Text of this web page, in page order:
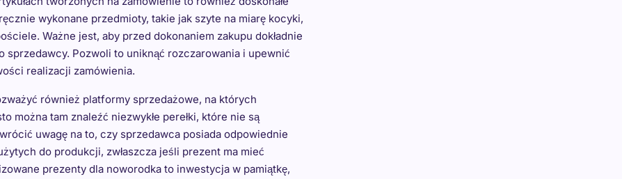
wykonane przedmioty, takie jak szyte na miarę kocyki,
Ważne jest, aby przed dokonaniem zakupu dokładnie
sprzedawcy. Pozwoli to uniknąć rozczarowania i upewnić
realizacji zamówienia.
również platformy sprzedażowe, na których
można tam znaleźć niezwykłe perełki, które nie są
uwagę na to, czy sprzedawca posiada odpowiednie
do produkcji, zwłaszcza jeśli prezent ma mieć
prezenty dla noworodka to inwestycja w pamiątkę,